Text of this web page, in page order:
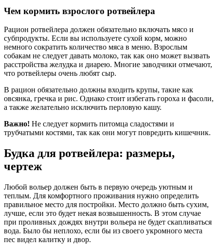
Чем кормить взрослого ротвейлера
Рацион ротвейлера должен обязательно включать мясо и
субпродукты. Если вы используете сухой корм, можно
немного сократить количество мяса в меню. Взрослым
собакам не следует давать молоко, так как оно может вызвать
расстройства желудка и диарею. Многие заводчики отмечают,
что ротвейлеры очень любят сыр.
В рацион обязательно должны входить крупы, такие как
овсянка, гречка и рис. Однако стоит избегать гороха и фасоли,
а также желательно исключить перловую кашу.
Важно! Не следует кормить питомца сладостями и
трубчатыми костями, так как они могут повредить кишечник.
Будка для ротвейлера: размеры,
чертеж
Любой вольер должен быть в первую очередь уютным и
теплым. Для комфортного проживания нужно определить
правильное место для постройки. Место должно быть сухим,
лучше, если это будет некая возвышенность. В этом случае
при проливных дождях внутри вольера не будет скапливаться
вода. Было бы неплохо, если бы из своего укромного места
пес видел калитку и двор.